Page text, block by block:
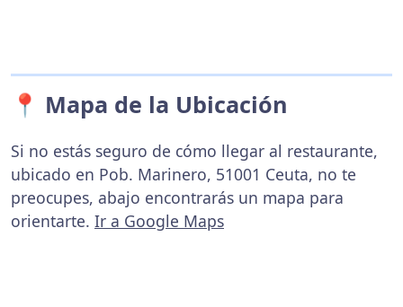
📍 Mapa de la Ubicación
Si no estás seguro de cómo llegar al restaurante,
ubicado en Pob. Marinero, 51001 Ceuta, no te
preocupes, abajo encontrarás un mapa para
orientarte. Ir a Google Maps